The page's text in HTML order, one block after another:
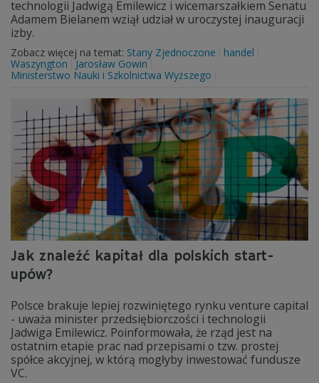
technologii Jadwigą Emilewicz i wicemarszałkiem Senatu
Adamem Bielanem wziął udział w uroczystej inauguracji
izby.
Zobacz więcej na temat: Stany Zjednoczone
handel
Waszyngton
Jarosław Gowin
Ministerstwo Nauki i Szkolnictwa Wyższego
Jak znaleźć kapitał dla polskich start-
upów?
Polsce brakuje lepiej rozwiniętego rynku venture capital
- uważa minister przedsiębiorczości i technologii
Jadwiga Emilewicz. Poinformowała, że rząd jest na
ostatnim etapie prac nad przepisami o tzw. prostej
spółce akcyjnej, w którą mogłyby inwestować fundusze
VC.